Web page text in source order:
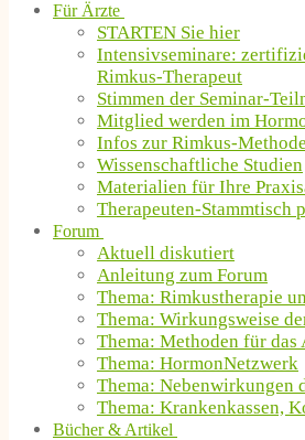
Für Ärzte
STARTEN Sie hier
Intensivseminare:
Rimkus-Therapeut
Stimmen der Seminar-
Mitglied werden im
Infos zur Rimkus-Methode
Wissenschaftliche Studien
Materialien für Ihre
Therapeuten-Stammtisch
Forum
Aktuell diskutiert
Anleitung zum Forum
Thema: Rimkustherapie
Thema: Wirkungsweise
Thema: Methoden für
Thema: HormonNetzwerk
Thema: Nebenwirkungen
Thema: Krankenkassen,
Bücher & Artikel